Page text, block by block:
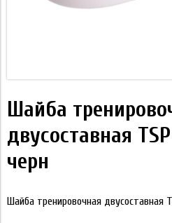
Шайба
двусоставная TSP
черн
Шайба тренировочная двусоставная